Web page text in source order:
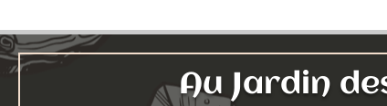
Au Jardin